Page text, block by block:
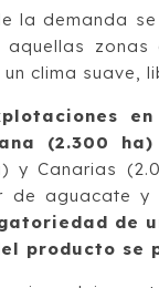
la demanda
zonas
clima suave,
(2.300 ha)
y Canarias
de aguacate
de
producto se